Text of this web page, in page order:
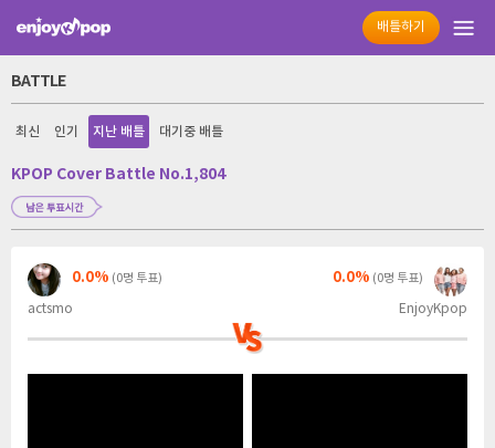
배틀하기
BATTLE
최신 인기 지난 배틀 대기중 배틀
KPOP Cover Battle No.1,804
0.0% (0명 투표)
actsmo
0.0% (0명 투표)
EnjoyKpop